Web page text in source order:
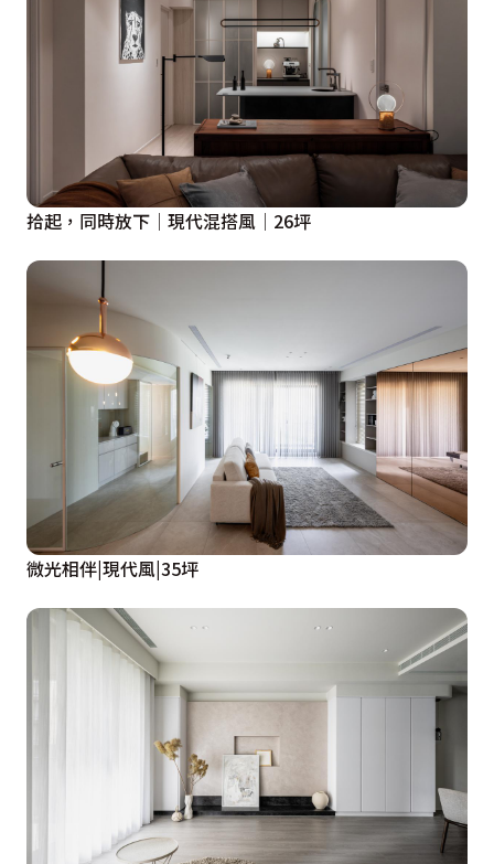
拾起，同時放下│現代混搭風│26坪
微光相伴|現代風|35坪